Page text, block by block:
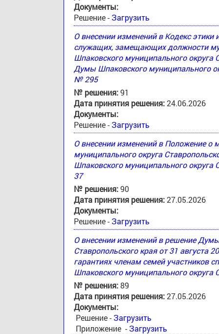
Документы:
Решение - Загрузить
О внесении изменений в Кодекс
служащих, замещающих должности
Шпаковского муниципального
Думы Шпаковского муниципального
№ 295
№ решения:91
Дата принятия решения:24.06.2026
Документы:
Решение - Загрузить
О внесении изменений в Положение
муниципального округа
Шпаковского муниципального округа
37
№ решения:90
Дата принятия решения:27.05.2026
Документы:
Решение - Загрузить
О внесении изменений в решение
Ставропольского края от 31
гарантиях членам семей участников
Шпаковского муниципального округа
№ решения:89
Дата принятия решения:27.05.2026
Документы:
Решение - Загрузить
Приложение - Загрузить